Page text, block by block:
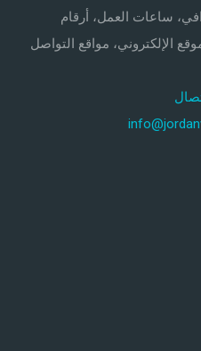
ساعات العمل، أرقام
الإلكتروني، مواقع التواصل